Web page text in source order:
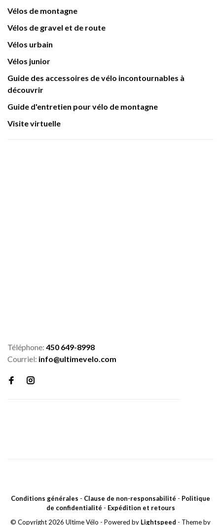
Vélos de montagne
Vélos de gravel et de route
Vélos urbain
Vélos junior
Guide des accessoires de vélo incontournables à
découvrir
Guide d'entretien pour vélo de montagne
Visite virtuelle
Téléphone: 450 649-8998
Courriel: info@ultimevelo.com
Conditions générales - Clause de non-responsabilité - Politique
de confidentialité - Expédition et retours
© Copyright 2026 Ultime Vélo - Powered by Lightspeed - Theme by